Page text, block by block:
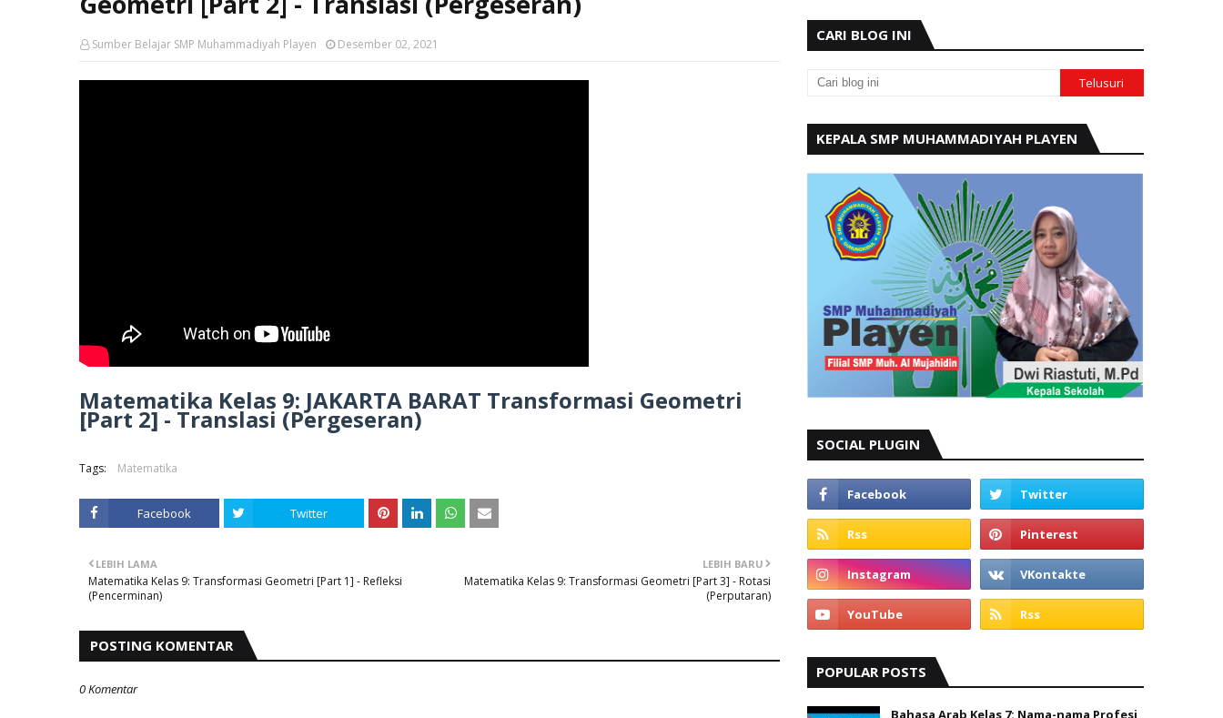
Sumber Belajar SMP Muhammadiyah Playen Desember 02, 2021
Matematika Kelas 9: JAKARTA BARAT Transformasi Geometri
[Part 2] - Translasi (Pergeseran)
Tags: Matematika
Facebook Twitter
LEBIH BARU
Matematika Kelas 9: Transformasi Geometri [Part 3] - Rotasi
(Perputaran)
LEBIH LAMA
Matematika Kelas 9: Transformasi Geometri [Part 1] - Refleksi
(Pencerminan)
POSTING KOMENTAR
0 Komentar
CARI BLOG INI
KEPALA SMP MUHAMMADIYAH PLAYEN
SOCIAL PLUGIN
POPULAR POSTS
Bahasa Arab Kelas 7: Nama-nama Profesi